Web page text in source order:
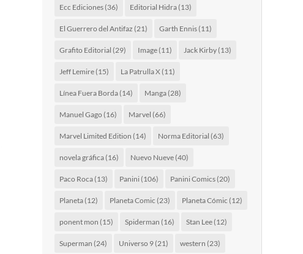
Ecc Ediciones(36) Editorial Hidra(13)
El Guerrero del Antifaz (21) Garth Ennis(11)
Grafito Editorial (29) Image(11) Jack Kirby(13)
Jeff Lemire(15) La Patrulla X(11)
Línea Fuera Borda(14) Manga(28)
Manuel Gago (16) Marvel (66)
Marvel Limited Edition (14) Norma Editorial (63)
novela gráfica(16) Nuevo Nueve(40)
Paco Roca(13) Panini(106) Panini Comics(20)
Planeta(12) Planeta Comic (23) Planeta Cómic (12)
ponent mon (15) Spiderman (16) Stan Lee(12)
Superman (24) Universo 9(21) western (23)